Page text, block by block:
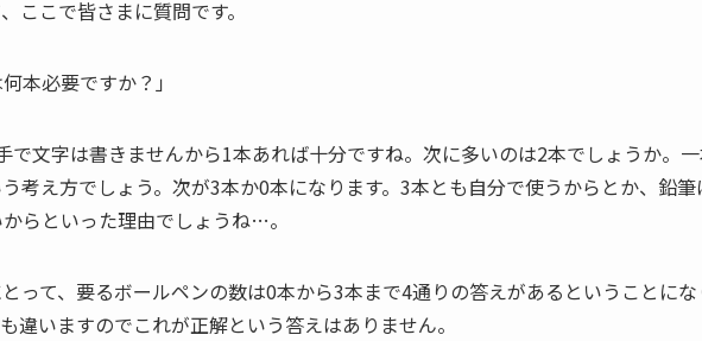
ここで皆さまに質問です。
本必要ですか？」
で文字は書きませんから1本あれば十分ですね。次に多いのは2本でしょうか。
考え方でしょう。次が3本か0本になります。3本とも自分で使うからとか、鉛筆
らといった理由でしょうね…。
って、要るボールペンの数は0本から3本まで4通りの答えがあるということに
違いますのでこれが正解という答えはありません。